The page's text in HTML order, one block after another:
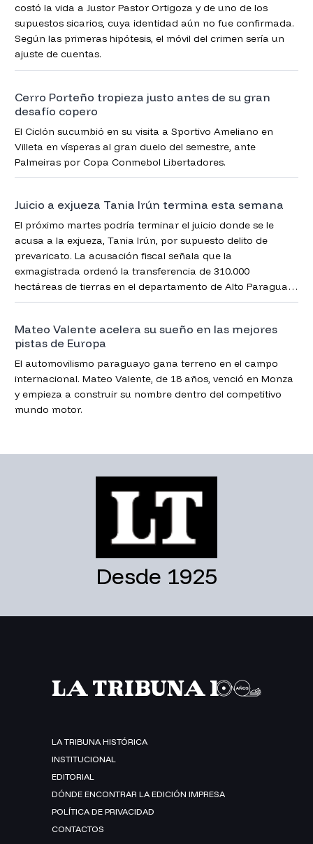
costó la vida a Justor Pastor Ortigoza y de uno de los
supuestos sicarios, cuya identidad aún no fue confirmada.
Según las primeras hipótesis, el móvil del crimen sería un
ajuste de cuentas.
Cerro Porteño tropieza justo antes de su gran
desafío copero
El Ciclón sucumbió en su visita a Sportivo Ameliano en
Villeta en vísperas al gran duelo del semestre, ante
Palmeiras por Copa Conmebol Libertadores.
Juicio a exjueza Tania Irún termina esta semana
El próximo martes podría terminar el juicio donde se le
acusa a la exjueza, Tania Irún, por supuesto delito de
prevaricato. La acusación fiscal señala que la
exmagistrada ordenó la transferencia de 310.000
hectáreas de tierras en el departamento de Alto Paraguay
(Chaco) a empresas extranjeras, en directa violación de la
Mateo Valente acelera su sueño en las mejores
pistas de Europa
El automovilismo paraguayo gana terreno en el campo
internacional. Mateo Valente, de 18 años, venció en Monza
y empieza a construir su nombre dentro del competitivo
mundo motor.
Desde 1925
LA TRIBUNA HISTÓRICA
INSTITUCIONAL
EDITORIAL
DÓNDE ENCONTRAR LA EDICIÓN IMPRESA
POLÍTICA DE PRIVACIDAD
CONTACTOS